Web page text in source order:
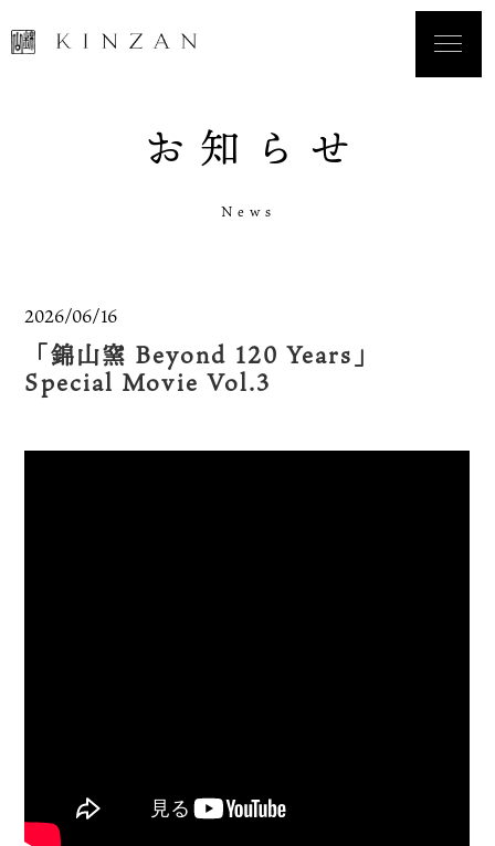
お 知 ら せ
N e w s
2026/06/16
「錦山窯 Beyond 120 Years」
Special Movie Vol.3